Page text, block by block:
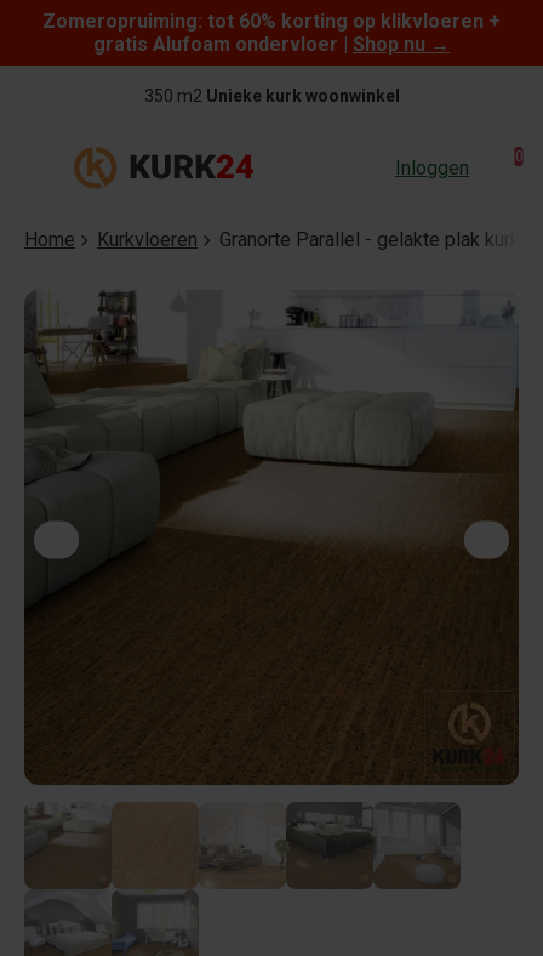
Skip to content
Zomeropruiming: tot 60% korting op klikvloeren +
gratis Alufoam ondervloer | Shop nu →
350 m2 Unieke kurk woonwinkel
Inloggen 0
Home Kurkvloeren Granorte Parallel - gelakte plak